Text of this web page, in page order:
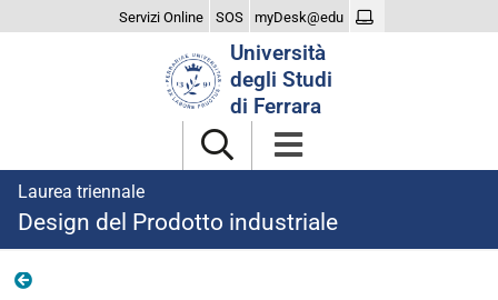
Servizi Online SOS myDesk@edu
Università
degli Studi
di Ferrara
Laurea triennale
Design del Prodotto industriale